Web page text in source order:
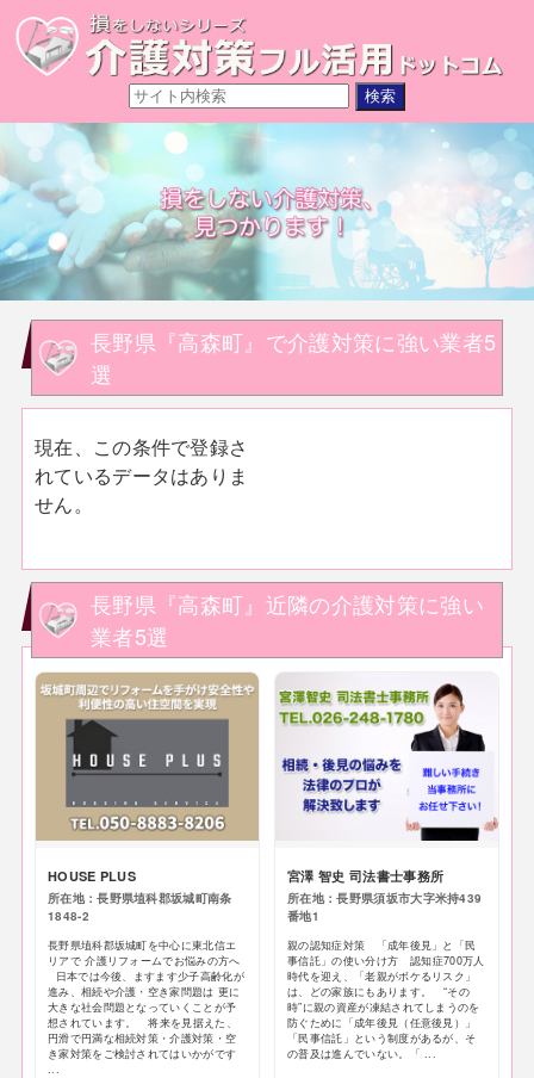
長野県『高森町』で介護対策に強い業者5
選
現在、この条件で登録さ
れているデータはありま
せん。
長野県『高森町』近隣の介護対策に強い
業者5選
HOUSE PLUS
所在地：長野県埴科郡坂城町南条
1848-2
長野県埴科郡坂城町を中心に東北信エ
リアで 介護リフォームでお悩みの方へ
日本では今後、ますます少子高齢化が
進み、相続や介護・空き家問題は 更に
大きな社会問題となっていくことが予
想されています。 将来を見据えた、
円滑で円満な相続対策・介護対策・空
き家対策をご検討されてはいかがです
...
宮澤 智史 司法書士事務所
所在地：長野県須坂市大字米持439
番地1
親の認知症対策 「成年後見」と「民
事信託」の使い分け方 認知症700万人
時代を迎え、「老親がボケるリスク」
は、どの家族にもあります。 “その
時”に親の資産が凍結されてしまうのを
防ぐために「成年後見（任意後見）」
「民事信託」という制度があるが、そ
の普及は進んでいない。「 ...